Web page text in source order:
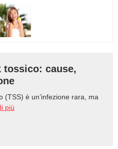
tossico: cause,
(TSS) è un’infezione rara, ma
più